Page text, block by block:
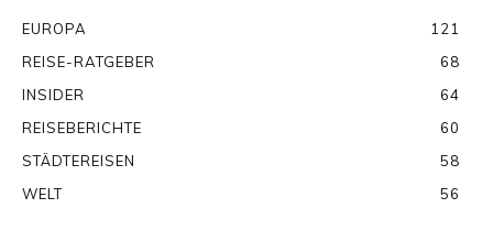
EUROPA
121
REISE-RATGEBER
68
INSIDER
64
REISEBERICHTE
60
STÄDTEREISEN
58
WELT
56